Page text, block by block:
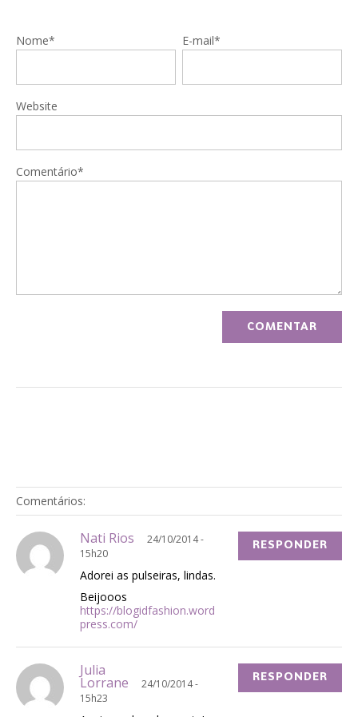
Nome* E-mail*
Website
Comentário*
Comentários:
Nati Rios
24/10/2014 -
15h20
Adorei as pulseiras, lindas.
Beijooos
https://blogidfashion.word
press.com/
RESPONDER
Julia
Lorrane
24/10/2014 -
15h23
RESPONDER